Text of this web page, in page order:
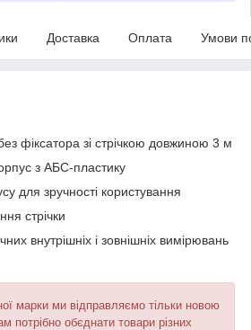
Доставка Оплата Умови
фіксатора зі стрічкою довжиною 3 м
з АБС-пластику
для зручності користування
стрічки
внутрішніх і зовнішніх вимірювань
марки ми відправляємо тільки новою
потрібно обєднати товари різних